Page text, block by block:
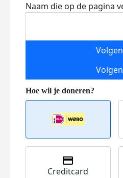
Naam die op de pagina
Creditcard